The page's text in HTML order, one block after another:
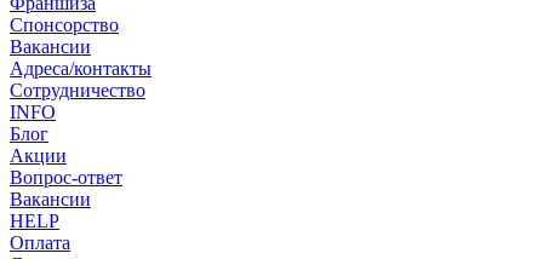
Спонсорство
Вакансии
Адреса/контакты
Сотрудничество
INFO
Блог
Акции
Вопрос-ответ
Вакансии
HELP
Оплата